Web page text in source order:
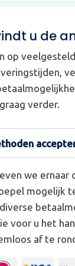
u de
op
verder.
we ernaar
mogelijk
voor u het
af te